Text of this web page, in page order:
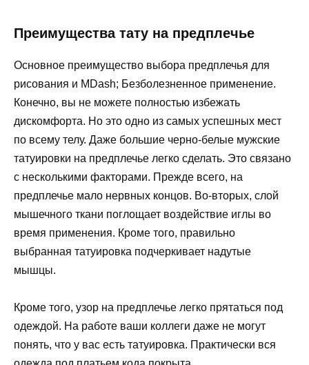
Преимущества тату на предплечье
Основное преимущество выбора предплечья для
рисования и MDash; Безболезненное применение.
Конечно, вы не можете полностью избежать
дискомфорта. Но это одно из самых успешных мест
по всему телу. Даже большие черно-белые мужские
татуировки на предплечье легко сделать. Это связано
с несколькими факторами. Прежде всего, на
предплечье мало нервных концов. Во-вторых, слой
мышечного ткани поглощает воздействие иглы во
время применения. Кроме того, правильно
выбранная татуировка подчеркивает надутые
мышцы.
Кроме того, узор на предплечье легко прятаться под
одеждой. На работе ваши коллеги даже не могут
понять, что у вас есть татуировка. Практически вся